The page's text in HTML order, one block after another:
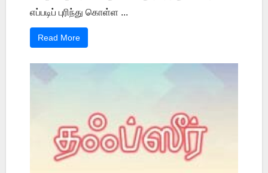
எப்படிப் புரிந்து கொள்ள ...
Read More